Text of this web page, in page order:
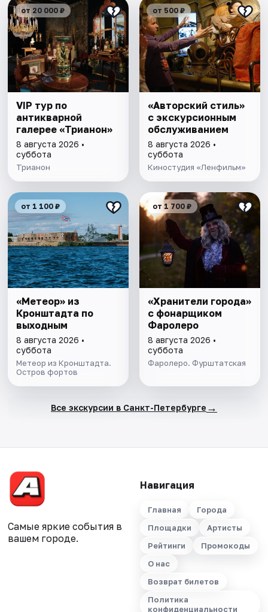
от 20 000 ₽
VIP тур по
антикварной
галерее «Трианон»
8 августа 2026 •
суббота
Трианон
от 500 ₽
«Авторский стиль»
с экскурсионным
обслуживанием
8 августа 2026 •
суббота
Киностудия «Ленфильм»
от 1 100 ₽
«Метеор» из
Кронштадта по
выходным
8 августа 2026 •
суббота
Метеор из Кронштадта.
Остров фортов
от 1 700 ₽
«Хранители города»
с фонарщиком
Фаролеро
8 августа 2026 •
суббота
Фаролеро. Фурштатская
Все экскурсии в Санкт-Петербурге →
Самые яркие события в
вашем городе.
Навигация
Главная
Города
Площадки
Артисты
Рейтинги
Промокоды
О нас
Возврат билетов
Политика
конфиденциальности